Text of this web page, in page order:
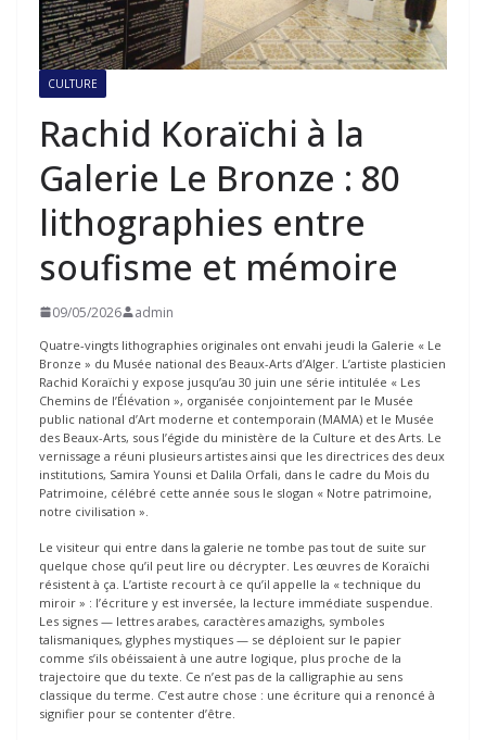
CULTURE
Rachid Koraïchi à la
Galerie Le Bronze : 80
lithographies entre
soufisme et mémoire
09/05/2026 admin
Quatre-vingts lithographies originales ont envahi jeudi la Galerie « Le
Bronze » du Musée national des Beaux-Arts d’Alger. L’artiste plasticien
Rachid Koraïchi y expose jusqu’au 30 juin une série intitulée « Les
Chemins de l’Élévation », organisée conjointement par le Musée
public national d’Art moderne et contemporain (MAMA) et le Musée
des Beaux-Arts, sous l’égide du ministère de la Culture et des Arts. Le
vernissage a réuni plusieurs artistes ainsi que les directrices des deux
institutions, Samira Younsi et Dalila Orfali, dans le cadre du Mois du
Patrimoine, célébré cette année sous le slogan « Notre patrimoine,
notre civilisation ».
Le visiteur qui entre dans la galerie ne tombe pas tout de suite sur
quelque chose qu’il peut lire ou décrypter. Les œuvres de Koraïchi
résistent à ça. L’artiste recourt à ce qu’il appelle la « technique du
miroir » : l’écriture y est inversée, la lecture immédiate suspendue.
Les signes — lettres arabes, caractères amazighs, symboles
talismaniques, glyphes mystiques — se déploient sur le papier
comme s’ils obéissaient à une autre logique, plus proche de la
trajectoire que du texte. Ce n’est pas de la calligraphie au sens
classique du terme. C’est autre chose : une écriture qui a renoncé à
signifier pour se contenter d’être.